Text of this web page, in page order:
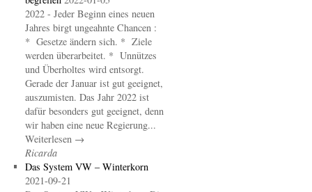
2022 - Jeder Beginn eines neuen
Jahres birgt ungeahnte Chancen :
* Gesetze ändern sich. * Ziele
werden überarbeitet. * Unnützes
und Überholtes wird entsorgt.
Gerade der Januar ist gut geeignet,
auszumisten. Das Jahr 2022 ist
dafür besonders gut geeignet, denn
wir haben eine neue Regierung...
Weiterlesen →
Ricarda
Das System VW – Winterkorn
2021-09-21